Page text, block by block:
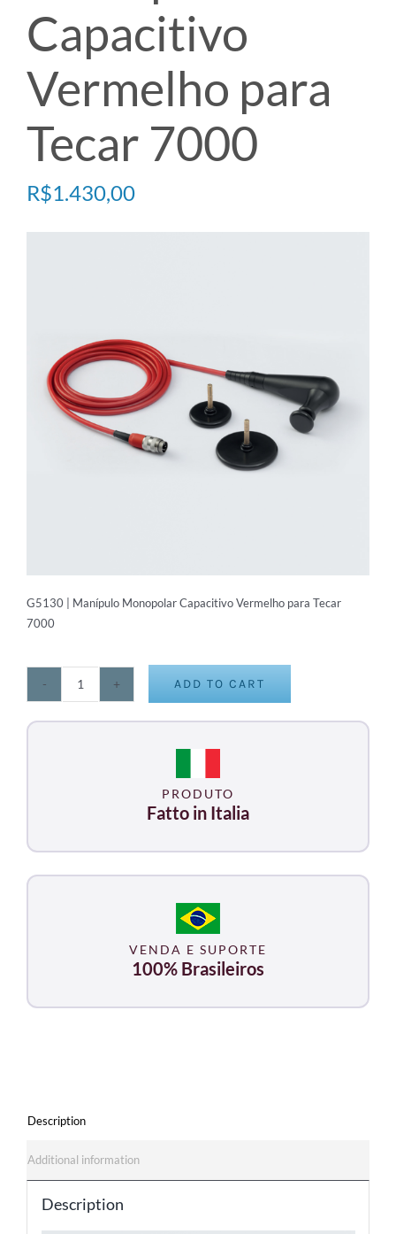
TECARTERAPIA
ULTRASOM
ACESSÓRIOS
Capacitivo
Vermelho para
Tecar 7000
R$1.430,00
G5130 | Manípulo Monopolar Capacitivo Vermelho para Tecar
7000
Manípulo
ADD TO CART
PRODUTO
Fatto in Italia
VENDA E SUPORTE
100% Brasileiros
Description
Additional information
Description